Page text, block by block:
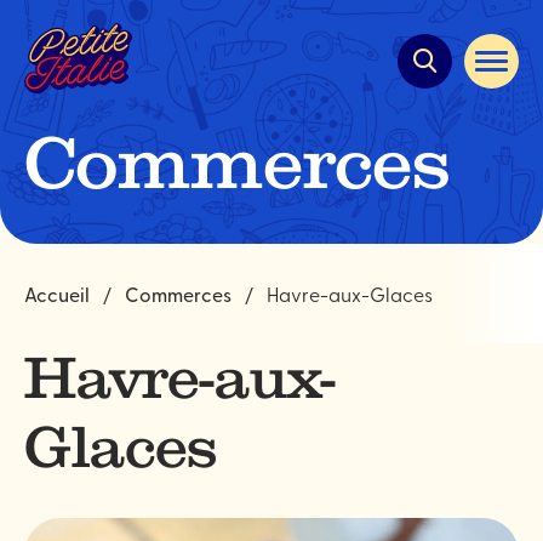
Navigation
rapide
Ouvrir
la
du
site
Commerces
Accueil Commerces Havre-aux-Glaces
Havre-aux-
Glaces